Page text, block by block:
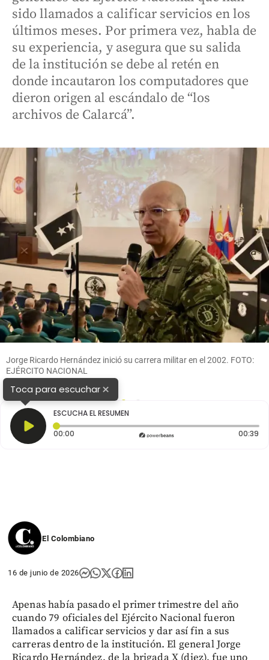
sido llamados a calificar servicios en los
últimos meses. Por primera vez, habla de
su experiencia, y asegura que su salida
de la institución se debe al retén en
donde incautaron los computadores que
dieron origen al escándalo de “los
archivos de Calarcá”.
Jorge Ricardo Hernández inició su carrera militar en el 2002. FOTO:
EJÉRCITO NACIONAL
Toca para escuchar×
ESCUCHA EL RESUMEN
00:00 Tiempo transcurrido: 0 segundos 00:39
El Colombiano
16 de junio de 2026
Apenas había pasado el primer trimestre del año
cuando 79 oficiales del Ejército Nacional fueron
llamados a calificar servicios y dar así fin a sus
carreras dentro de la institución. El general Jorge
Ricardo Hernández, de la brigada X (diez), fue uno